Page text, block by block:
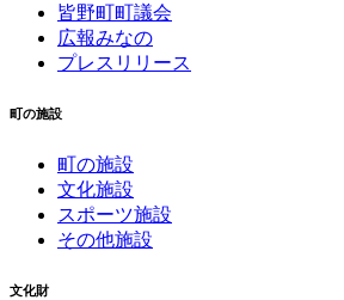
皆野町町議会
広報みなの
プレスリリース
町の施設
町の施設
文化施設
スポーツ施設
その他施設
文化財